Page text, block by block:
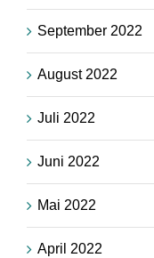
September 2022
August 2022
Juli 2022
Juni 2022
Mai 2022
April 2022